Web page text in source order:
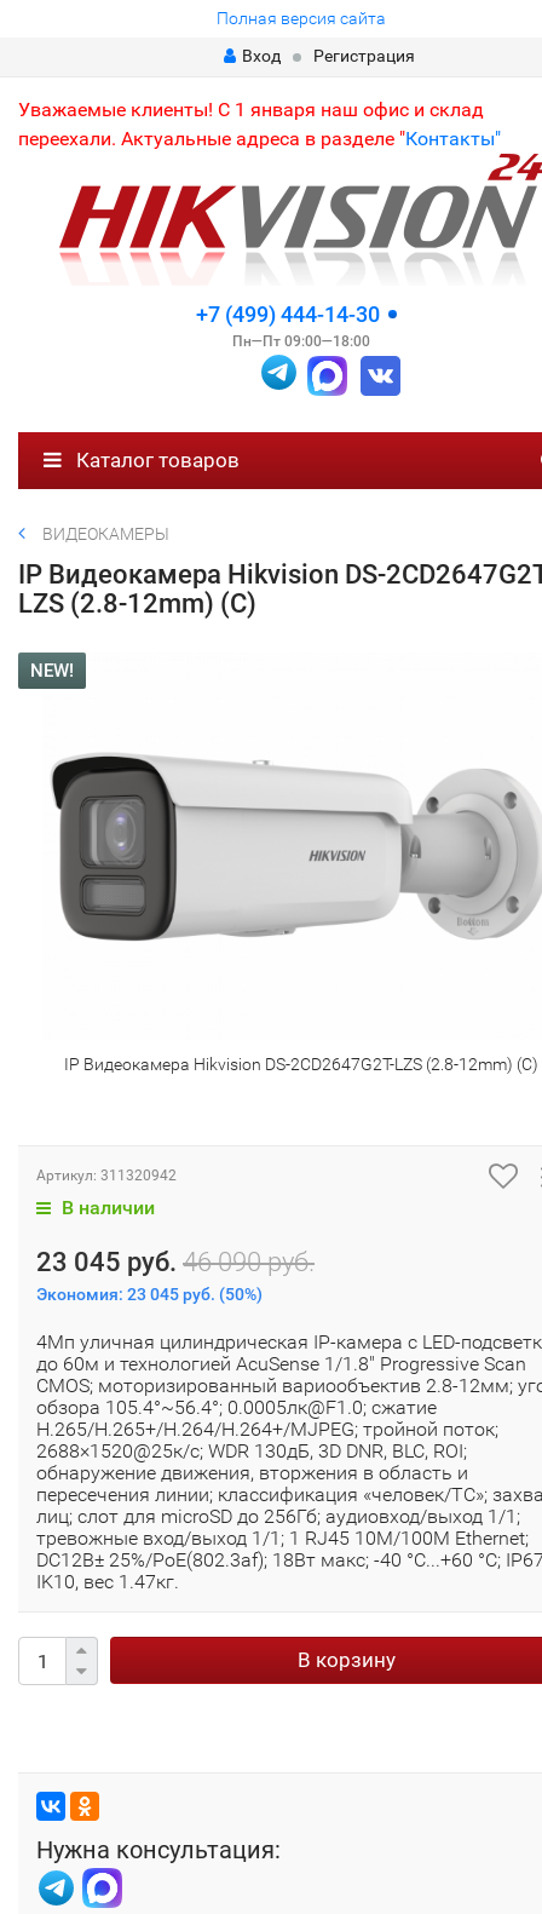
Полная версия сайта
Вход
Регистрация
Уважаемые клиенты! С 1 января наш офис и склад
переехали. Актуальные адреса в разделе "Контакты"
+7 (499) 444-14-30
Пн—Пт 09:00—18:00
Каталог товаров
ВИДЕОКАМЕРЫ
IP Видеокамера Hikvision DS-
LZS (2.8-12mm) (C)
NEW!
IP Видеокамера Hikvision DS-2CD2647G2T-LZS (2.8-12mm) (C)
Артикул: 311320942
В наличии
23 045 руб. 46 090 руб.
Экономия: 23 045 руб. (50%)
4Мп уличная цилиндрическая IP-камера с LED-
до 60м и технологией AcuSense 1/1.8" Progressive Scan
CMOS; моторизированный вариообъектив 2.8-12мм;
обзора 105.4°~56.4°; 0.0005лк@F1.0; сжатие
H.265/H.265+/H.264/H.264+/MJPEG; тройной поток;
2688×1520@25к/с; WDR 130дБ, 3D DNR, BLC, ROI;
обнаружение движения, вторжения в область и
пересечения линии; классификация «человек/ТС»;
лиц; слот для microSD до 256Гб; аудиовход/выход 1/1;
тревожные вход/выход 1/1; 1 RJ45 10M/100M Ethernet;
DC12В± 25%/PoE(802.3af); 18Вт макс; -40 °C...+60 °C;
IK10, вес 1.47кг.
В корзину
Нужна консультация: